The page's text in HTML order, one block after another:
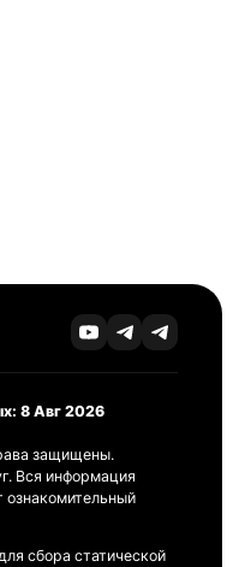
8 Авг 2026
защищены.
Вся информация
ознакомительный
сбора статической